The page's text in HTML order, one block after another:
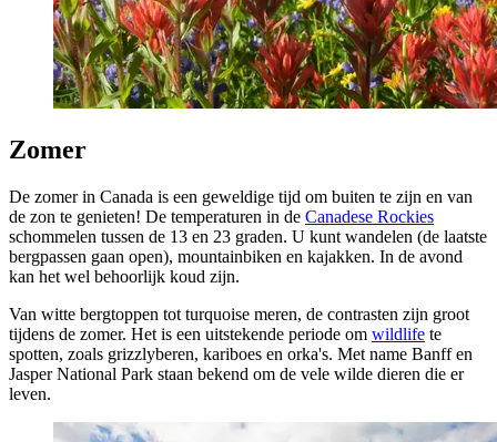
Zomer
De zomer in Canada is een geweldige tijd om buiten te zijn en van
de zon te genieten! De temperaturen in de Canadese Rockies
schommelen tussen de 13 en 23 graden. U kunt wandelen (de laatste
bergpassen gaan open), mountainbiken en kajakken. In de avond
kan het wel behoorlijk koud zijn.
Van witte bergtoppen tot turquoise meren, de contrasten zijn groot
tijdens de zomer. Het is een uitstekende periode om wildlife te
spotten, zoals grizzlyberen, kariboes en orka's. Met name Banff en
Jasper National Park staan bekend om de vele wilde dieren die er
leven.